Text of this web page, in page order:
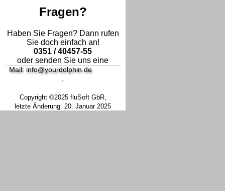
Fragen?
Haben Sie Fragen? Dann rufen
Sie doch einfach an!
0351 / 40457-55
oder senden Sie uns eine
Mail: info@yourdolphin.de
.
Copyright ©2025 fluSoft GbR,
letzte Änderung: 20. Januar 2025